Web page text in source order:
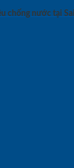
chống nước tại